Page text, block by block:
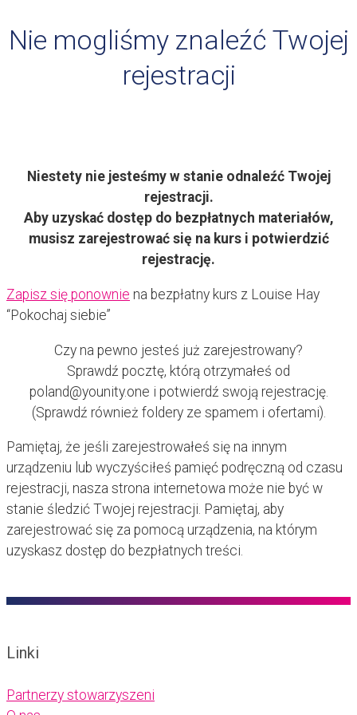
Nie mogliśmy znaleźć Twojej
rejestracji
Niestety nie jesteśmy w stanie odnaleźć Twojej
rejestracji.
Aby uzyskać dostęp do bezpłatnych materiałów,
musisz zarejestrować się na kurs i potwierdzić
rejestrację.
Zapisz się ponownie na bezpłatny kurs z Louise Hay
“Pokochaj siebie”
Czy na pewno jesteś już zarejestrowany?
Sprawdź pocztę, którą otrzymałeś od
poland@younity.one i potwierdź swoją rejestrację.
(Sprawdź również foldery ze spamem i ofertami).
Pamiętaj, że jeśli zarejestrowałeś się na innym
urządzeniu lub wyczyściłeś pamięć podręczną od czasu
rejestracji, nasza strona internetowa może nie być w
stanie śledzić Twojej rejestracji. Pamiętaj, aby
zarejestrować się za pomocą urządzenia, na którym
uzyskasz dostęp do bezpłatnych treści.
Linki
Partnerzy stowarzyszeni